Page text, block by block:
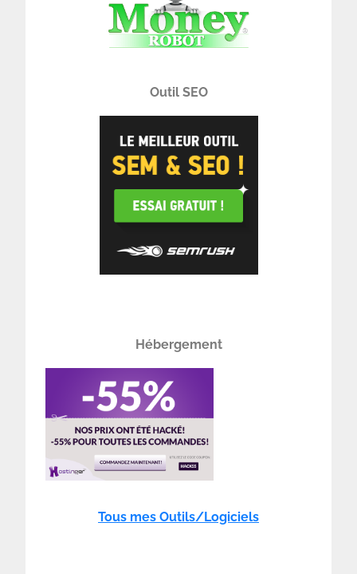
Outil SEO
Hébergement
Tous mes Outils/Logiciels